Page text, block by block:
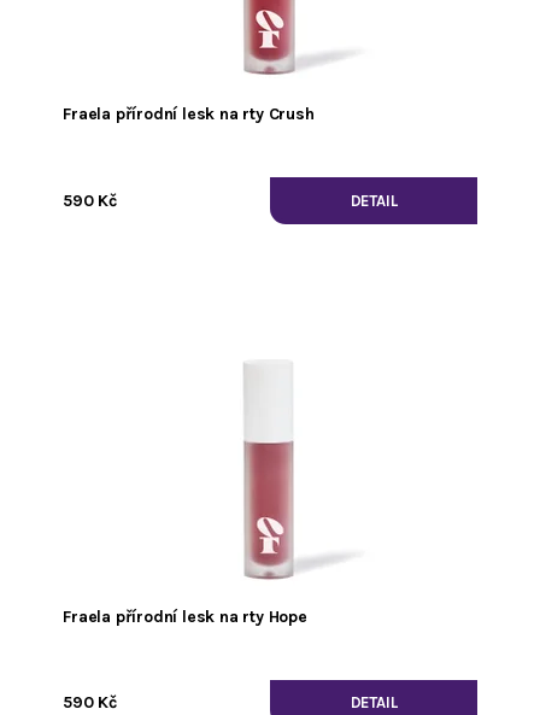
Fraela přírodní lesk na rty Crush
590 Kč DETAIL
Fraela přírodní lesk na rty Hope
590 Kč DETAIL